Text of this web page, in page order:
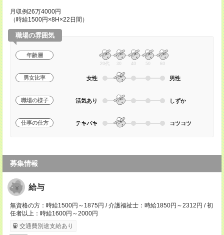
月収例26万4000円
（時給1500円×8H×22日間）
職場の雰囲気
年齢層
20代 30 40 50 60
男女比率 女性 男性
職場の様子 活気あり しずか
仕事の仕方 テキパキ コツコツ
募集情報
給与
無資格の方：時給1500円～1875円 / 介護福祉士：時給1850円～2312円 / 初
任者以上：時給1600円～2000円
交通費別途支給あり